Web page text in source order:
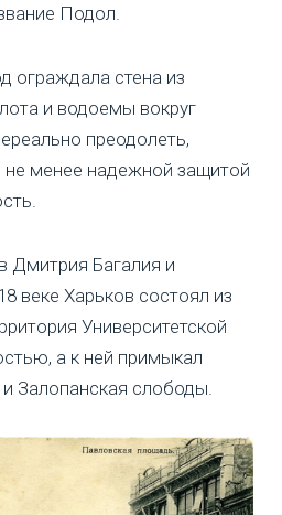
Подол.
ограждала стена из
и водоемы вокруг
преодолеть,
менее надежной защитой
Дмитрия Багалия и
веке Харьков состоял из
Университетской
а к ней примыкал
Залопанская слободы.